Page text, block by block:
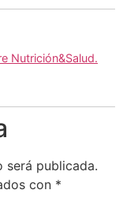
Nutrición&Salud.
será publicada.
con *